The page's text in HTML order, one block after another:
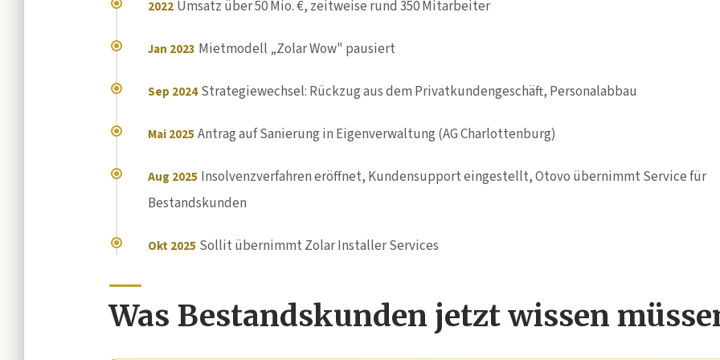
2022 Umsatz über 50 Mio. €, zeitweise rund 350 Mitarbeiter
Jan 2023 Mietmodell „Zolar Wow" pausiert
Sep 2024 Strategiewechsel: Rückzug aus dem Privatkundengeschäft, Personalabbau
Mai 2025 Antrag auf Sanierung in Eigenverwaltung (AG Charlottenburg)
Aug 2025 Insolvenzverfahren eröffnet, Kundensupport eingestellt, Otovo übernimmt Service für
Bestandskunden
Okt 2025 Sollit übernimmt Zolar Installer Services
Was Bestandskunden jetzt wissen